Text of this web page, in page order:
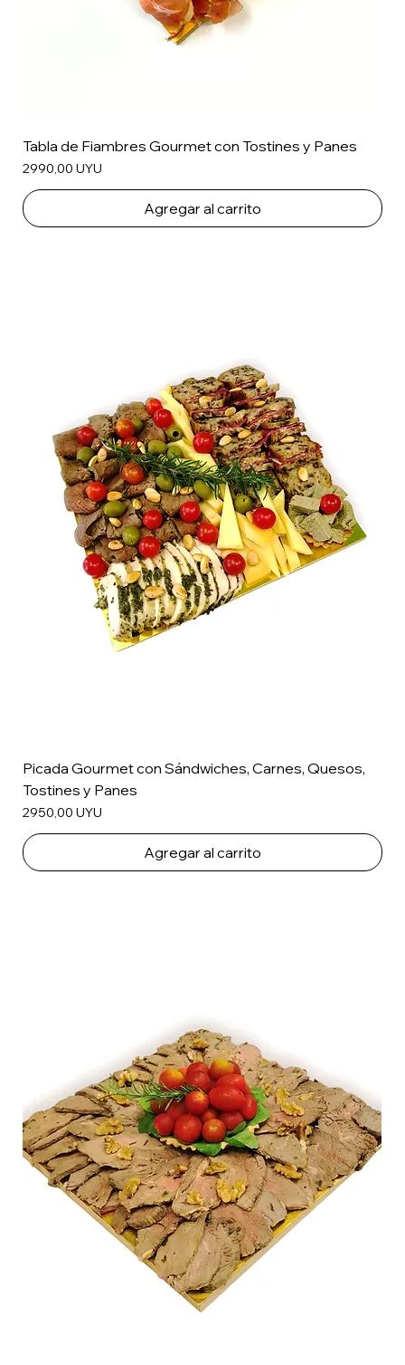
Tabla de Fiambres Gourmet con Tostines y Panes
Precio
2990,00 UYU
Agregar al carrito
Picada Gourmet con Sándwiches, Carnes, Quesos,
Tostines y Panes
Precio
2950,00 UYU
Agregar al carrito